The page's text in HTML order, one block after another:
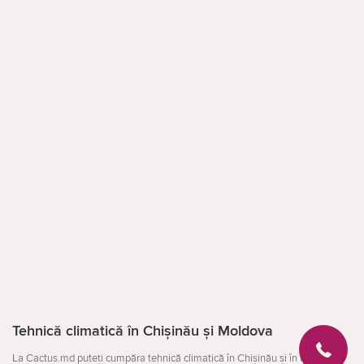
Tehnică climatică în Chișinău și Moldova
La Cactus.md puteți cumpăra tehnică climatică în Chișinău și în toată